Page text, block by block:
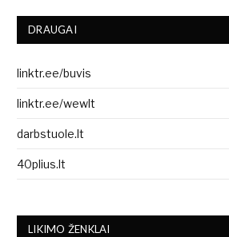
DRAUGAI
linktr.ee/buvis
linktr.ee/wewlt
darbstuole.lt
40plius.lt
LIKIMO ŽENKLAI